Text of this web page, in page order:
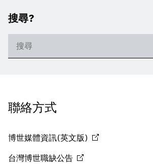
搜尋?
聯絡方式
博世媒體資訊(英文版)
台灣博世職缺公告